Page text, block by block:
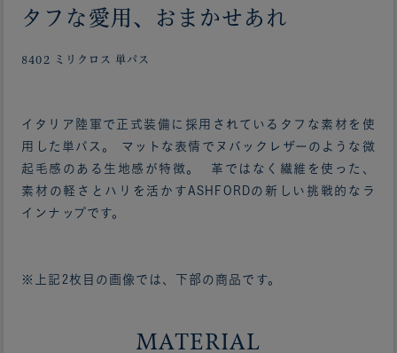
タフな愛用、おまかせあれ
8402 ミリクロス 単パス
イタリア陸軍で正式装備に採用されているタフな素材を使
用した単パス。 マットな表情でヌバックレザーのような微
起毛感のある生地感が特徴。 革ではなく繊維を使った、
素材の軽さとハリを活かすASHFORDの新しい挑戦的なラ
インナップです。
※上記2枚目の画像では、下部の商品です。
MATERIAL